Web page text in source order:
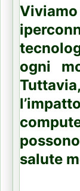
ogni
salute